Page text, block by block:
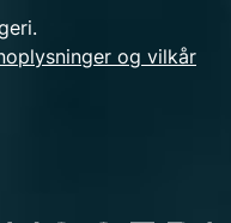
og vilkår